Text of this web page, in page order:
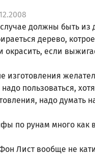
должны быть из
дерево,
если
изготовления
пользоваться,
надо думать
по рунам много как
Лист вообще не